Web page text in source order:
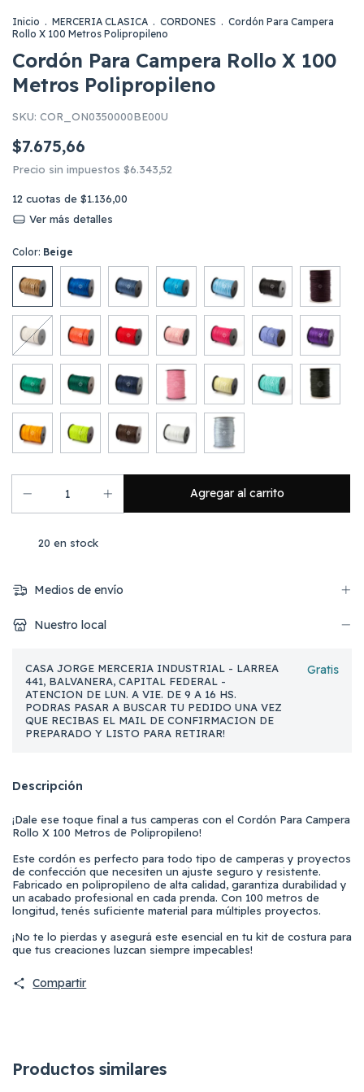
Inicio . MERCERIA CLASICA . CORDONES . Cordón Para Campera
Rollo X 100 Metros Polipropileno
Cordón Para Campera Rollo X 100
Metros Polipropileno
SKU: COR_ON0350000BE00U
$7.675,66
Precio sin impuestos $6.343,52
12 cuotas de $1.136,00
Ver más detalles
Color: Beige
20 en stock
Medios de envío
Nuestro local
CASA JORGE MERCERIA INDUSTRIAL - LARREA
441, BALVANERA, CAPITAL FEDERAL -
ATENCION DE LUN. A VIE. DE 9 A 16 HS.
PODRAS PASAR A BUSCAR TU PEDIDO UNA VEZ
QUE RECIBAS EL MAIL DE CONFIRMACION DE
PREPARADO Y LISTO PARA RETIRAR!
Gratis
Descripción
¡Dale ese toque final a tus camperas con el Cordón Para Campera
Rollo X 100 Metros de Polipropileno!
Este cordón es perfecto para todo tipo de camperas y proyectos
de confección que necesiten un ajuste seguro y resistente.
Fabricado en polipropileno de alta calidad, garantiza durabilidad y
un acabado profesional en cada prenda. Con 100 metros de
longitud, tenés suficiente material para múltiples proyectos.
¡No te lo pierdas y asegurá este esencial en tu kit de costura para
que tus creaciones luzcan siempre impecables!
Compartir
Productos similares